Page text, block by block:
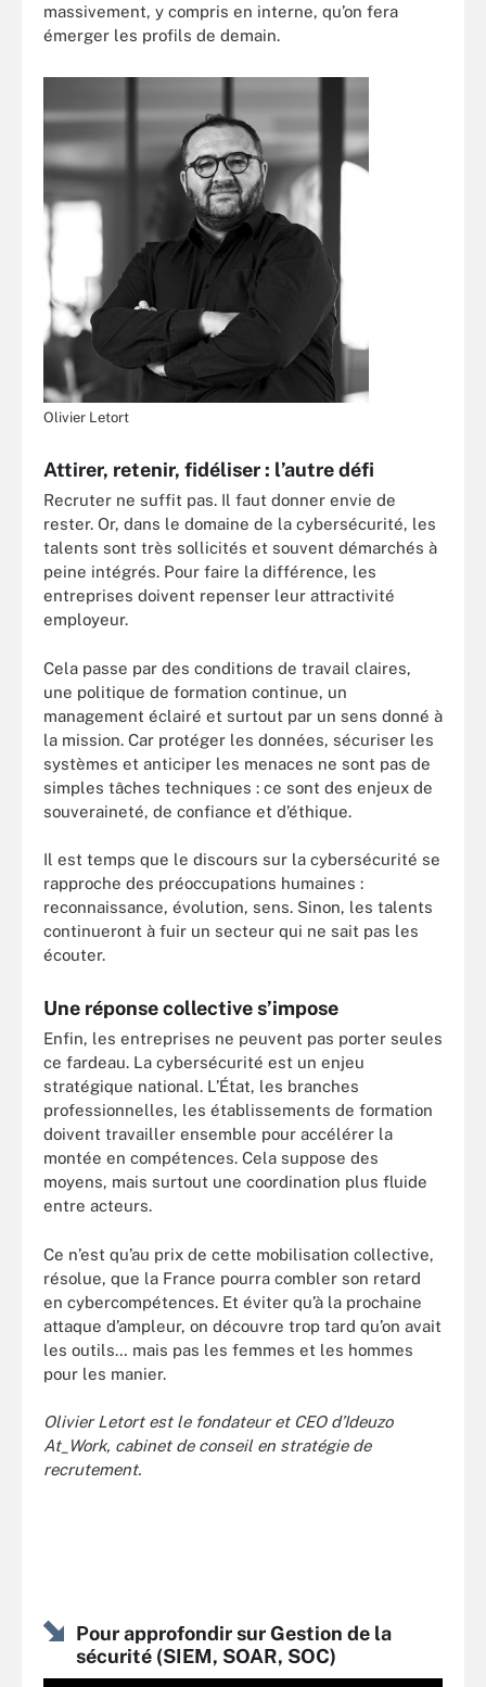
massivement, y compris en interne, qu’on fera
émerger les profils de demain.
Olivier Letort
Attirer, retenir, fidéliser : l’autre défi
Recruter ne suffit pas. Il faut donner envie de
rester. Or, dans le domaine de la cybersécurité, les
talents sont très sollicités et souvent démarchés à
peine intégrés. Pour faire la différence, les
entreprises doivent repenser leur attractivité
employeur.
Cela passe par des conditions de travail claires,
une politique de formation continue, un
management éclairé et surtout par un sens donné à
la mission. Car protéger les données, sécuriser les
systèmes et anticiper les menaces ne sont pas de
simples tâches techniques : ce sont des enjeux de
souveraineté, de confiance et d’éthique.
Il est temps que le discours sur la cybersécurité se
rapproche des préoccupations humaines :
reconnaissance, évolution, sens. Sinon, les talents
continueront à fuir un secteur qui ne sait pas les
écouter.
Une réponse collective s’impose
Enfin, les entreprises ne peuvent pas porter seules
ce fardeau. La cybersécurité est un enjeu
stratégique national. L’État, les branches
professionnelles, les établissements de formation
doivent travailler ensemble pour accélérer la
montée en compétences. Cela suppose des
moyens, mais surtout une coordination plus fluide
entre acteurs.
Ce n’est qu’au prix de cette mobilisation collective,
résolue, que la France pourra combler son retard
en cybercompétences. Et éviter qu’à la prochaine
attaque d’ampleur, on découvre trop tard qu’on avait
les outils… mais pas les femmes et les hommes
pour les manier.
Olivier Letort est le fondateur et CEO d’Ideuzo
At_Work, cabinet de conseil en stratégie de
recrutement.
Pour approfondir sur Gestion de la
sécurité (SIEM, SOAR, SOC)